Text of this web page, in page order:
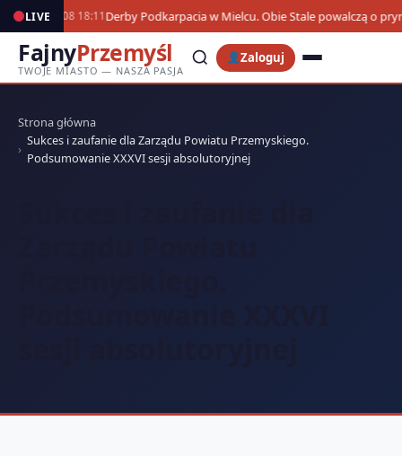
LIVE07.08 18:11 Derby Podkarpacia w Mielcu. Obie Stale powalczą o
FajnyPrzemyśl
TWOJE MIASTO — NASZA PASJA
Zaloguj
Strona główna
Sukces i zaufanie dla Zarządu Powiatu Przemyskiego.
Podsumowanie XXXVI sesji absolutoryjnej